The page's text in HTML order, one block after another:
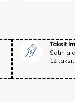
Taksit
Satın
12 taksit